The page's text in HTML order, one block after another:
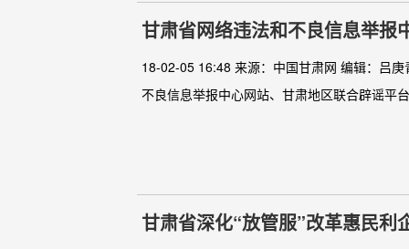
甘肃省网络违法和不良信息举报
18-02-05 16:48 来源：中国甘肃网 编辑：吕
不良信息举报中心网站、甘肃地区联合辟谣平
甘肃省深化“放管服”改革惠民利